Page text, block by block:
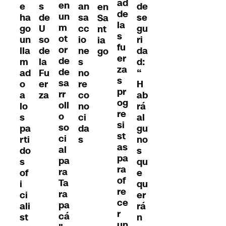
e
ha
go
un
lla
m
ad
o
a
lo
s
pa
rti
do
s
of
i
ci
ali
st
s
de
U
so
de
la
Fu
er
za
en
un
m
ot
or
de
de
sa
rr
oll
o
so
ci
al
pa
ra
Ta
ra
pa
cá
an
sa
cc
io
ne
s
no
re
co
no
ci
da
s
en
Sa
nt
ia
go
ad
de
la
s
fu
er
za
s
pr
og
re
si
st
as
pa
ra
of
re
ce
r
de
se
gu
ri
da
d:
“
H
ab
rá
al
gu
no
s
qu
e
qu
er
rá
n